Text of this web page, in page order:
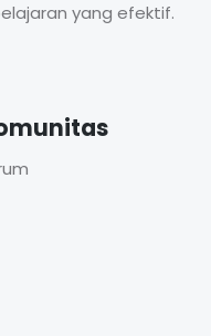
yang efektif.